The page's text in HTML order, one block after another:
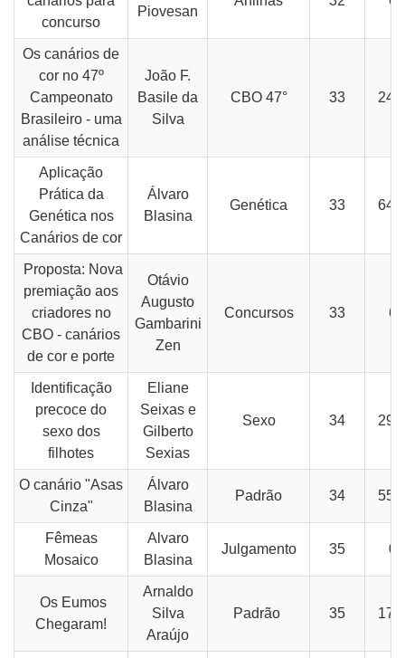
concurso
Piovesan
Os canários de
cor no 47º
Campeonato
Brasileiro - uma
análise técnica
João F.
Basile da
Silva
CBO 47° 33 24-
Aplicação
Prática da
Genética nos
Canários de cor
Álvaro
Blasina
Genética 33 64-
Proposta: Nova
premiação aos
criadores no
CBO - canários
de cor e porte
Otávio
Augusto
Gambarini
Zen
Concursos 33 69
Identificação
precoce do
sexo dos
filhotes
Eliane
Seixas e
Gilberto
Sexias
Sexo 34 29-
O canário "Asas
Cinza"
Álvaro
Blasina
Padrão 34 55-
Fêmeas
Mosaico
Alvaro
Blasina
Julgamento 35 09
Os Eumos
Chegaram!
Arnaldo
Silva
Araújo
Padrão 35 17-